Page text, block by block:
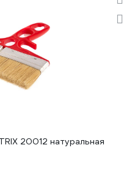
20012 натуральная